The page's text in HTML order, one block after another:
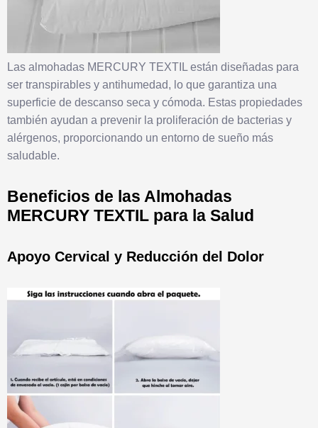
Las almohadas MERCURY TEXTIL están diseñadas para
ser transpirables y antihumedad, lo que garantiza una
superficie de descanso seca y cómoda. Estas propiedades
también ayudan a prevenir la proliferación de bacterias y
alérgenos, proporcionando un entorno de sueño más
saludable.
Beneficios de las Almohadas
MERCURY TEXTIL para la Salud
Apoyo Cervical y Reducción del Dolor